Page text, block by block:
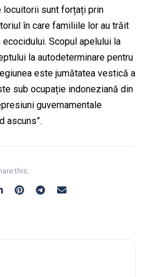
locuitorii sunt forțați prin
în care familiile lor au trăit
ecocidului. Scopul apelului la
la autodeterminare pentru
este jumătatea vestică a
sub ocupație indoneziană din
guvernamentale
ascuns”.
this: